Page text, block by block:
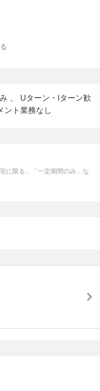
られます。
ド会社では実現し得な
サービスの企画開発が
付与。ただし初年度は
支援カリキュラム・介
業務(窓口関連業務・渉
外事務・派出業務・電
・その他付随業務)・関連
、企画にまとめる文章
関係を構築できるコミ
Uターン・Iターン歓
ント業務なし
に限る」「一定期間のみ」な